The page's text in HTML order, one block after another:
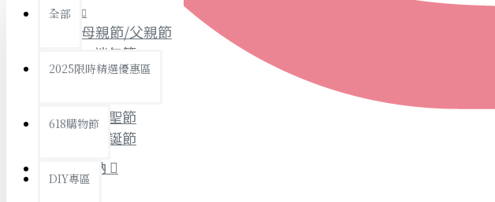
書寫用品
查看更多
衛浴用品
全部
2025限時精選優惠區
618購物節
DIY專區
母親節/父親節
端午節
情人節
萬聖節
聖誕節
居家收納